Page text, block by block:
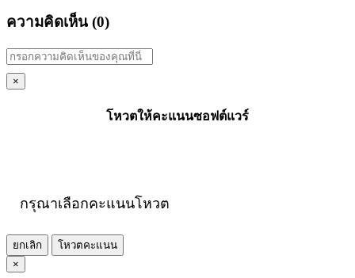
ความคิดเห็น (0)
×
โหวตให้คะแนนซอฟต์แวร์
กรุณาเลือกคะแนนโหวต
ยกเลิก
โหวตคะแนน
×